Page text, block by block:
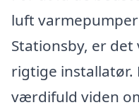
luft
Stationsby, er
rigtige installatør.
værdifuld viden